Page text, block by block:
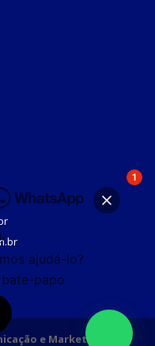
e Marketing
1
ajudá-lo?
papo